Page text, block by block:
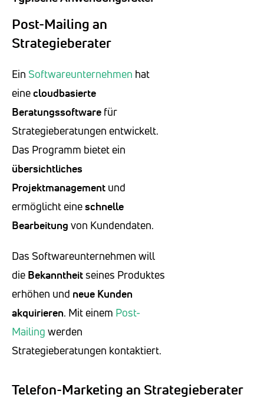
Post-Mailing an
Strategieberater
Ein Softwareunternehmen hat
einecloudbasierte
Beratungssoftware für
Strategieberatungen entwickelt.
Das Programm bietet ein
übersichtliches
Projektmanagement und
ermöglicht eineschnelle
Bearbeitung von Kundendaten.
Das Softwareunternehmen will
die Bekanntheitseines Produktes
erhöhen und neue Kunden
akquirieren. Mit einem Post-
Mailing werden
Strategieberatungen kontaktiert.
Telefon-Marketing an Strategieberater